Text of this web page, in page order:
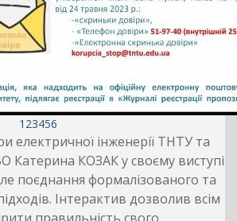
1 23456
електричної інженерії ТНТУ та
Катерина КОЗАК у своєму виступі
поєднання формалізованого та
Інтерактив дозволив всім